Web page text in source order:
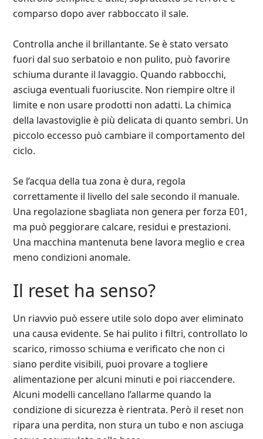
comparso dopo aver rabboccato il sale.
Controlla anche il brillantante. Se è stato versato
fuori dal suo serbatoio e non pulito, può favorire
schiuma durante il lavaggio. Quando rabbocchi,
asciuga eventuali fuoriuscite. Non riempire oltre il
limite e non usare prodotti non adatti. La chimica
della lavastoviglie è più delicata di quanto sembri. Un
piccolo eccesso può cambiare il comportamento del
ciclo.
Se l’acqua della tua zona è dura, regola
correttamente il livello del sale secondo il manuale.
Una regolazione sbagliata non genera per forza E01,
ma può peggiorare calcare, residui e prestazioni.
Una macchina mantenuta bene lavora meglio e crea
meno condizioni anomale.
Il reset ha senso?
Un riavvio può essere utile solo dopo aver eliminato
una causa evidente. Se hai pulito i filtri, controllato lo
scarico, rimosso schiuma e verificato che non ci
siano perdite visibili, puoi provare a togliere
alimentazione per alcuni minuti e poi riaccendere.
Alcuni modelli cancellano l’allarme quando la
condizione di sicurezza è rientrata. Però il reset non
ripara una perdita, non stura un tubo e non asciuga